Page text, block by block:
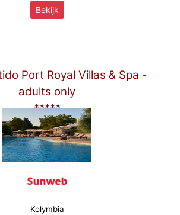
Bekijk
Port Royal Villas & Spa -
adults only
*****
Kolymbia